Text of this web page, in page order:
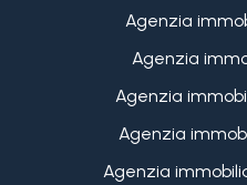
Agenzia
Agenzia
Agenzia
Agenzia
Agenzia